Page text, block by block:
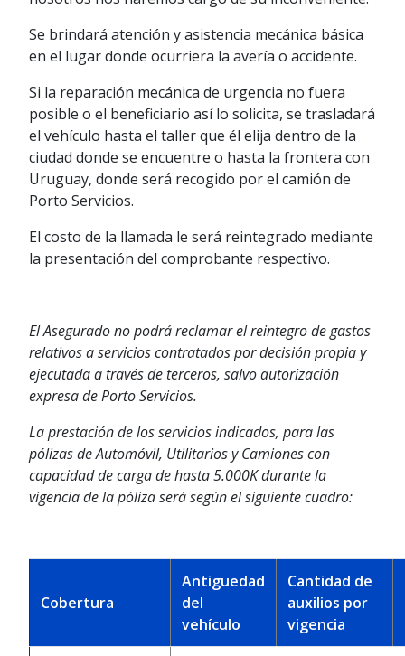
Se brindará atención y asistencia mecánica básica
en el lugar donde ocurriera la avería o accidente.
Si la reparación mecánica de urgencia no fuera
posible o el beneficiario así lo solicita, se trasladará
el vehículo hasta el taller que él elija dentro de la
ciudad donde se encuentre o hasta la frontera con
Uruguay, donde será recogido por el camión de
Porto Servicios.
El costo de la llamada le será reintegrado mediante
la presentación del comprobante respectivo.
El Asegurado no podrá reclamar el reintegro de gastos
relativos a servicios contratados por decisión propia y
ejecutada a través de terceros, salvo autorización
expresa de Porto Servicios.
La prestación de los servicios indicados, para las
pólizas de Automóvil, Utilitarios y Camiones con
capacidad de carga de hasta 5.000K durante la
vigencia de la póliza será según el siguiente cuadro:
Cobertura
Antiguedad
del
vehículo
Cantidad de
auxilios por
vigencia